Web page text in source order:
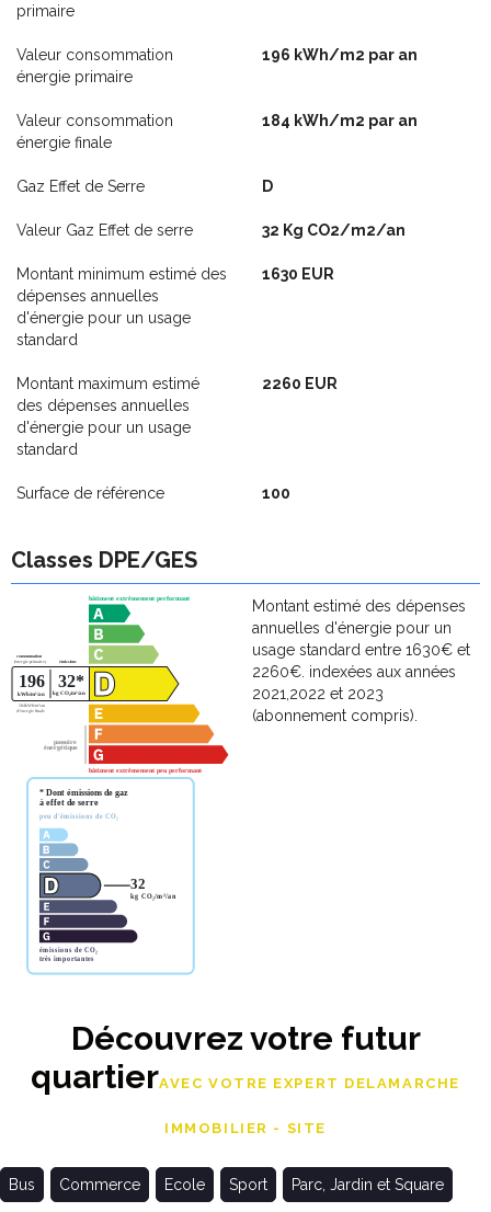
primaire
Valeur consommation
énergie primaire
196 kWh/m2 par an
Valeur consommation
énergie finale
184 kWh/m2 par an
Gaz Effet de Serre D
Valeur Gaz Effet de serre 32 Kg CO2/m2/an
Montant minimum estimé des
dépenses annuelles
d'énergie pour un usage
standard
1630 EUR
Montant maximum estimé
des dépenses annuelles
d'énergie pour un usage
standard
2260 EUR
Surface de référence 100
Classes DPE/GES
Montant estimé des dépenses
annuelles d'énergie pour un
usage standard entre 1630€ et
2260€. indexées aux années
2021,2022 et 2023
(abonnement compris).
Découvrez votre futur
quartierAVEC VOTRE EXPERT DELAMARCHE
IMMOBILIER - SITE
Bus Commerce Ecole Sport Parc, Jardin et Square